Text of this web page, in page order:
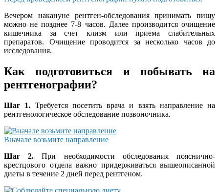
Вечером накануне рентген-обследования принимать пищу
можно не позднее 7-8 часов. Далее производится очищение
кишечника за счет клизм или приема слабительных
препаратов. Очищение проводится за несколько часов до
исследования.
Как подготовиться и побывать на
рентгенографии?
Шаг 1. Требуется посетить врача и взять направление на
рентгенологическое обследование позвоночника.
Вначале возьмите направление
Шаг 2. При необходимости обследования пояснично-
крестцового отдела важно придерживаться вышеописанной
диеты в течение 2 дней перед рентгеном.